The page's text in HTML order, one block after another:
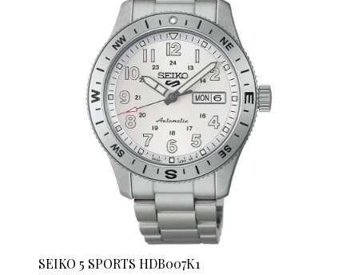
SEIKO 5 SPORTS HDB007K1